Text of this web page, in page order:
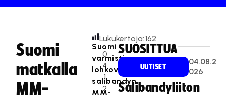
Suomi
matkalla
MM-
0
4
.1
2
Lukukertoja:162
Suomi
varmisti
lohkovoiton
salibandyn
MM-
SUOSITTUA
UUTISET
04.08.2
026
Salibandyliiton